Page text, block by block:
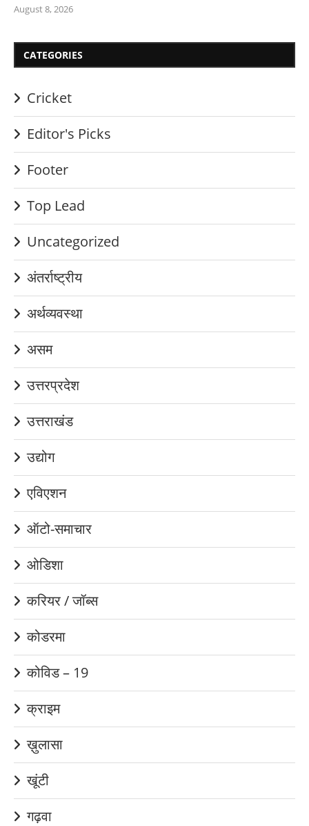
August 8, 2026
CATEGORIES
Cricket
Editor's Picks
Footer
Top Lead
Uncategorized
अंतर्राष्ट्रीय
अर्थव्यवस्था
असम
उत्तरप्रदेश
उत्तराखंड
उद्योग
एविएशन
ऑटो-समाचार
ओडिशा
करियर / जॉब्स
कोडरमा
कोविड – 19
क्राइम
ख़ुलासा
खूंटी
गढ़वा